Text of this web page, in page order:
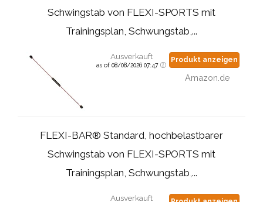
Schwingstab von FLEXI-SPORTS mit
Trainingsplan, Schwungstab,...
Ausverkauft
as of 08/08/2026 07:47
Produkt anzeigen
Amazon.de
FLEXI-BAR® Standard, hochbelastbarer
Schwingstab von FLEXI-SPORTS mit
Trainingsplan, Schwungstab,...
Ausverkauft